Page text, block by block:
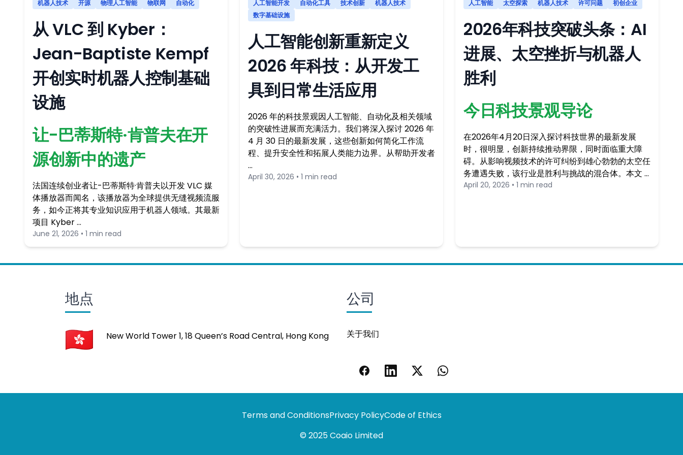
机器人技术 开源 物理人工智能 物联网 自动化
从 VLC 到 Kyber：
Jean-Baptiste Kempf
开创实时机器人控制基础
设施
让-巴蒂斯特·肯普夫在开
源创新中的遗产
法国连续创业者让-巴蒂斯特·肯普夫以开发 VLC 媒
体播放器而闻名，该播放器为全球提供无缝视频流服
务，如今正将其专业知识应用于机器人领域。其最新
项目 Kyber …
June 21, 2026 • 1 min read
人工智能开发 自动化工具 技术创新
机器人技术
数字基础设施
人工智能创新重新定义
2026 年科技：从开发工
具到日常生活应用
2026 年的科技景观因人工智能、自动化及相关领域
的突破性进展而充满活力。我们将深入探讨 2026 年
4 月 30 日的最新发展，这些创新如何简化工作流
程、提升安全性和拓展人类能力边界。从帮助开发者
…
April 30, 2026 • 1 min read
人工智能 太空探索 机器人技术 许可问题 初创企业
2026年科技突破头条：AI
进展、太空挫折与机器人
胜利
今日科技景观导论
在2026年4月20日深入探讨科技世界的最新发展
时，很明显，创新持续推动界限，同时面临重大障
碍。从影响视频技术的许可纠纷到雄心勃勃的太空任
务遭遇失败，该行业是胜利与挑战的混合体。本文 …
April 20, 2026 • 1 min read
地点
New World Tower 1, 18 Queen’s Road Central, Hong Kong
公司
关于我们
Terms and ConditionsPrivacy PolicyCode of Ethics
© 2025 Coaio Limited